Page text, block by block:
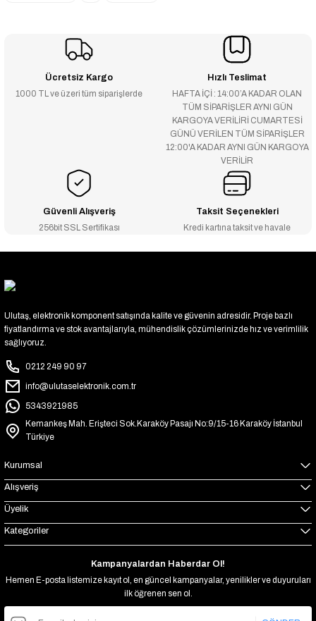
Ücretsiz Kargo
1000 TL ve üzeri tüm siparişlerde
Hızlı Teslimat
HAFTA İÇİ : 14:00’A KADAR OLAN
TÜM SİPARİŞLER AYNI GÜN
KARGOYA VERİLİRİ CUMARTESİ
GÜNÜ VERİLEN TÜM SİPARİŞLER
12:00'A KADAR AYNI GÜN KARGOYA
VERİLİR
Güvenli Alışveriş
256bit SSL Sertifikası
Taksit Seçenekleri
Kredi kartına taksit ve havale
Ulutaş, elektronik komponent satışında kalite ve güvenin adresidir. Proje bazlı
fiyatlandırma ve stok avantajlarıyla, mühendislik çözümlerinizde hız ve verimlilik
sağlıyoruz.
0212 249 90 97
info@ulutaselektronik.com.tr
5343921985
Kemankeş Mah. Erişteci Sok.Karaköy Pasajı No:9/15-16 Karaköy İstanbul
Türkiye
Kurumsal
Alışveriş
Üyelik
Kategoriler
Kampanyalardan Haberdar Ol!
Hemen E-posta listemize kayıt ol, en güncel kampanyalar, yenilikler ve duyuruları
ilk öğrenen sen ol.